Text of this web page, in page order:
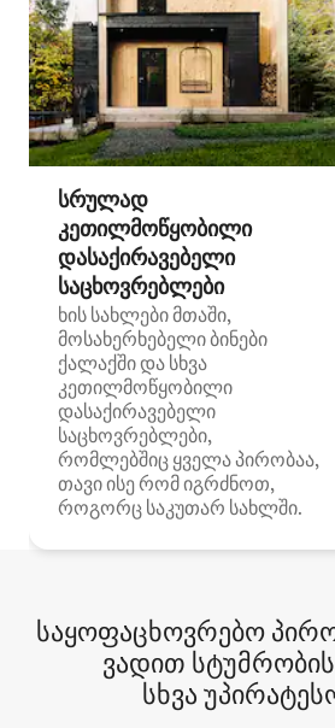
სრულად
კეთილმოწყობილი
დასაქირავებელი
საცხოვრებლები
ხის სახლები მთაში,
მოსახერხებელი ბინები
ქალაქში და სხვა
კეთილმოწყობილი
დასაქირავებელი
საცხოვრებლები,
რომლებშიც ყველა პირობაა,
თავი ისე რომ იგრძნოთ,
როგორც საკუთარ სახლში.
საყოფაცხოვრებო
ვადით
სხვა